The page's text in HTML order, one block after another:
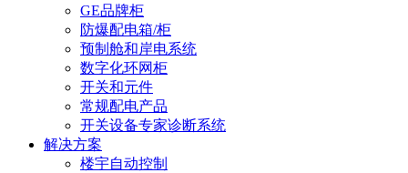
GE品牌柜
防爆配电箱/柜
预制舱和岸电系统
数字化环网柜
开关和元件
常规配电产品
开关设备专家诊断系统
解决方案
楼宇自动控制